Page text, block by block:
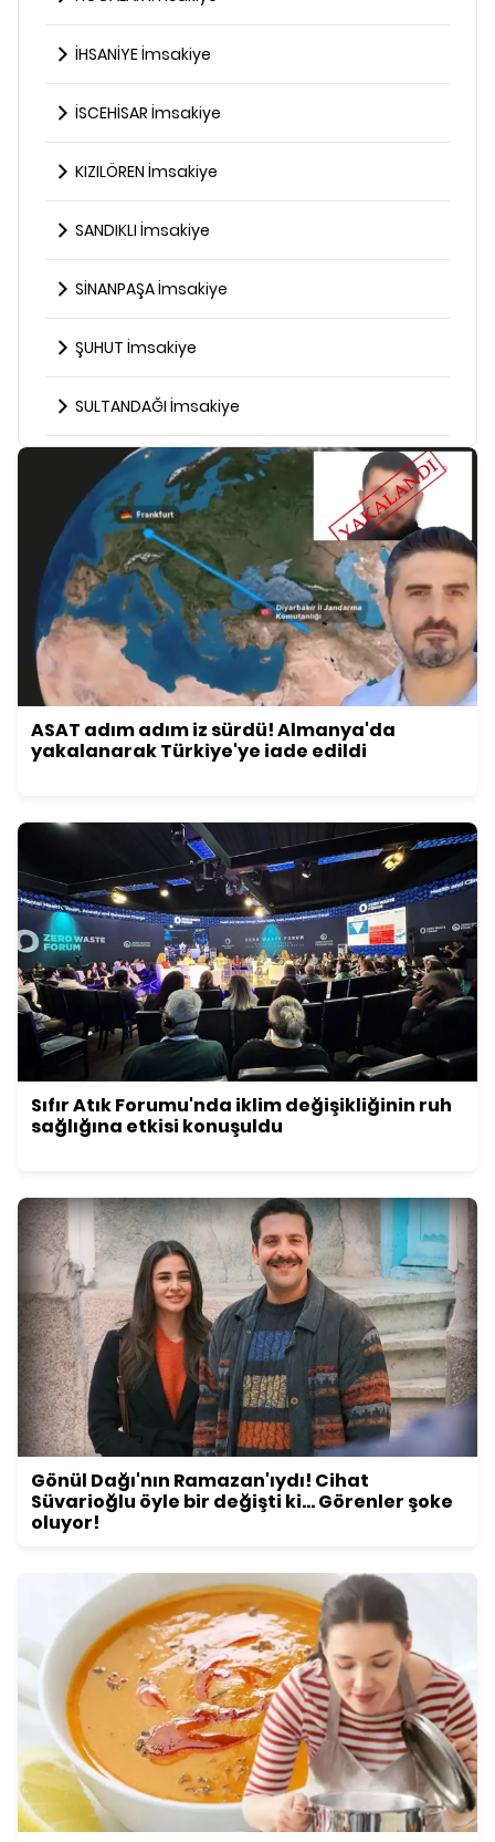
İHSANİYE İmsakiye
İSCEHİSAR İmsakiye
KIZILÖREN İmsakiye
SANDIKLI İmsakiye
SİNANPAŞA İmsakiye
ŞUHUT İmsakiye
SULTANDAĞI İmsakiye
ASAT adım adım iz sürdü! Almanya'da
yakalanarak Türkiye'ye iade edildi
Sıfır Atık Forumu'nda iklim değişikliğinin ruh
sağlığına etkisi konuşuldu
Gönül Dağı'nın Ramazan'ıydı! Cihat
Süvarioğlu öyle bir değişti ki... Görenler şoke
oluyor!